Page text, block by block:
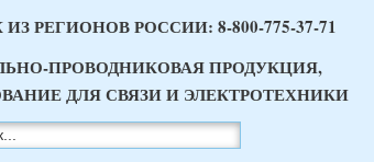
ИЗ РЕГИОНОВ РОССИИ: 8-800-775-37-71
ПРОВОДНИКОВАЯ ПРОДУКЦИЯ,
ДЛЯ СВЯЗИ И ЭЛЕКТРОТЕХНИКИ